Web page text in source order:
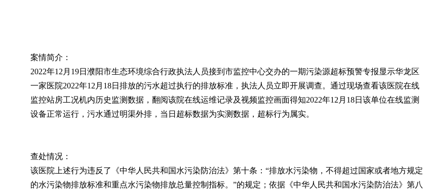
案情简介：
2022年12月19日濮阳市生态环境综合行政执法人员接到市监控中心交办的一期污染源超标预警专报显示华龙区
一家医院2022年12月18日排放的污水超过执行的排放标准，执法人员立即开展调查。通过现场查看该医院在线
监控站房工况机内历史监测数据，翻阅该院在线运维记录及视频监控画面得知2022年12月18日该单位在线监测
设备正常运行，污水通过明渠外排，当日超标数据为实测数据，超标行为属实。
查处情况：
该医院上述行为违反了《中华人民共和国水污染防治法》第十条：“排放水污染物，不得超过国家或者地方规定
的水污染物排放标准和重点水污染物排放总量控制指标。”的规定；依据《中华人民共和国水污染防治法》第八